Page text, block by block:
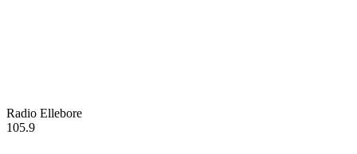
Radio Ellebore
105.9